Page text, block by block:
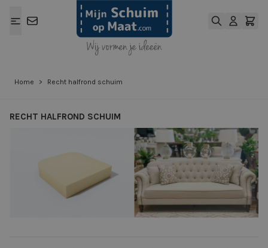
Home > Recht halfrond schuim
RECHT HALFROND SCHUIM
View larger image View larger